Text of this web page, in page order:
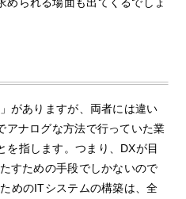
がありますが、両者には違い
アナログな方法で行っていた業
を指します。つまり、DXが目
すための手段でしかないので
めのITシステムの構築は、全